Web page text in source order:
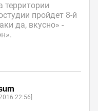
территории
пройдет 8-й
да, вкусно» -
22:56]